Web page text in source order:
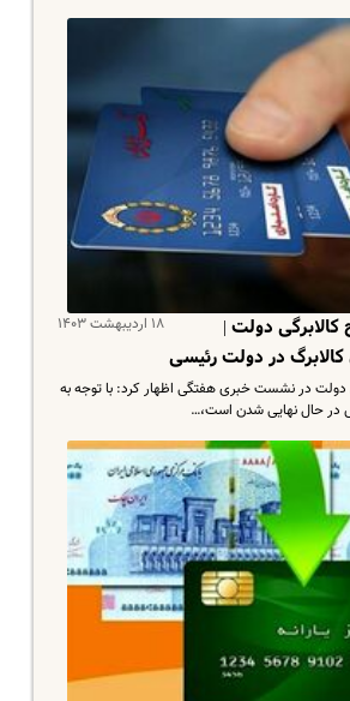
۱۸ اردیبهشت ۱۴۰۳
دولت |
در دولت رئیسی
در نشست خبری هفتگی اظهار کرد: با توجه به
در حال نهایی شدن است،…